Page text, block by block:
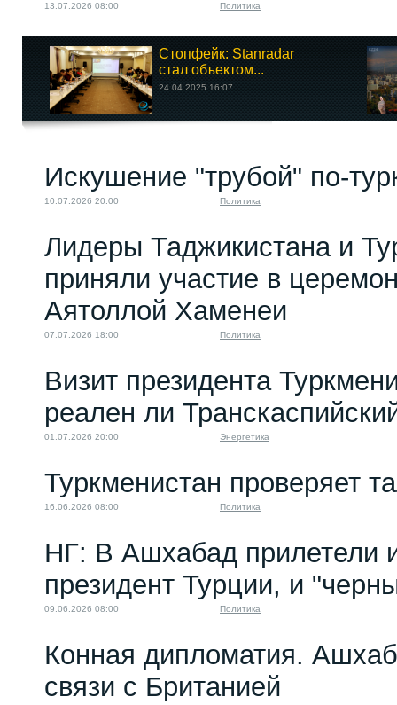
13.07.2026 08:00 Политика
Стопфейк: Stanradar
стал объектом...
24.04.2025 16:07
Искушение "трубой" по-
10.07.2026 20:00 Политика
Лидеры Таджикистана и
приняли участие в
Аятоллой Хаменеи
07.07.2026 18:00 Политика
Визит президента
реален ли
01.07.2026 20:00 Энергетика
Туркменистан проверяет
16.06.2026 08:00 Политика
НГ: В Ашхабад прилетели
президент Турции, и
09.06.2026 08:00 Политика
Конная дипломатия.
связи с Британией